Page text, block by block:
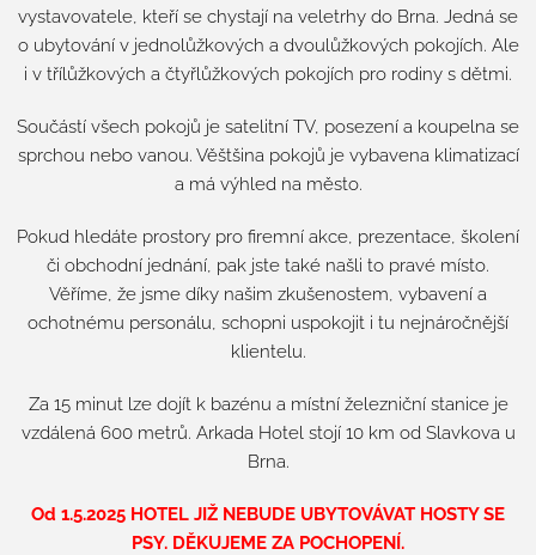
vystavovatele, kteří se chystají na veletrhy do Brna. Jedná se
o ubytování v jednolůžkových a dvoulůžkových pokojích. Ale
i v třílůžkových a čtyřlůžkových pokojích pro rodiny s dětmi.
Součástí všech pokojů je satelitní TV, posezení a koupelna se
sprchou nebo vanou. Věštšina pokojů je vybavena klimatizací
a má výhled na město.
Pokud hledáte prostory pro firemní akce, prezentace, školení
či obchodní jednání, pak jste také našli to pravé místo.
Věříme, že jsme díky našim zkušenostem, vybavení a
ochotnému personálu, schopni uspokojit i tu nejnáročnější
klientelu.
Za 15 minut lze dojít k bazénu a místní železniční stanice je
vzdálená 600 metrů. Arkada Hotel stojí 10 km od Slavkova u
Brna.
Od 1.5.2025 HOTEL JIŽ NEBUDE UBYTOVÁVAT HOSTY SE
PSY. DĚKUJEME ZA POCHOPENÍ.